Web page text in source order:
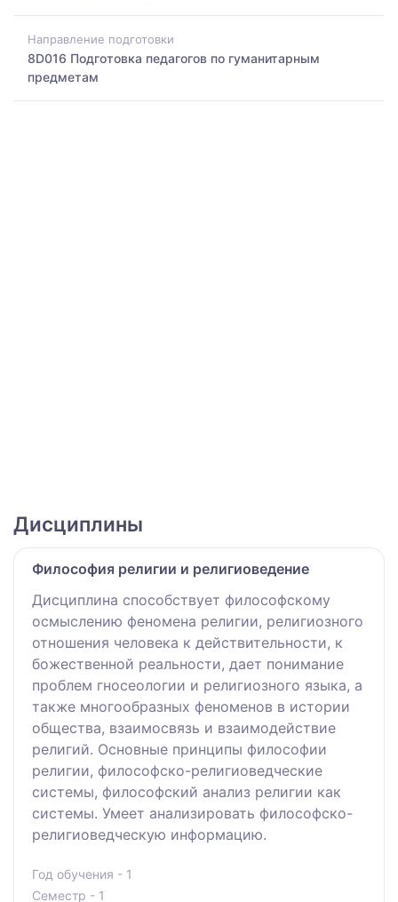
Направление подготовки
8D016 Подготовка педагогов по гуманитарным
предметам
Дисциплины
Философия религии и религиоведение
Дисциплина способствует философскому
осмыслению феномена религии, религиозного
отношения человека к действительности, к
божественной реальности, дает понимание
проблем гносеологии и религиозного языка, а
также многообразных феноменов в истории
общества, взаимосвязь и взаимодействие
религий. Основные принципы философии
религии, философско-религиоведческие
системы, философский анализ религии как
системы. Умеет анализировать философско-
религиоведческую информацию.
Год обучения - 1
Семестр - 1